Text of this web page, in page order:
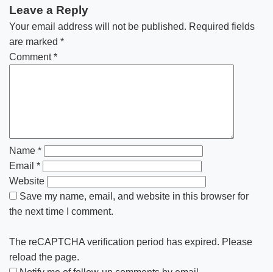
Leave a Reply
Your email address will not be published. Required fields
are marked *
Comment*
Name *
Email *
Website
Save my name, email, and website in this browser for
the next time I comment.
The reCAPTCHA verification period has expired. Please
reload the page.